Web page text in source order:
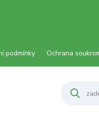
podmínky Ochrana